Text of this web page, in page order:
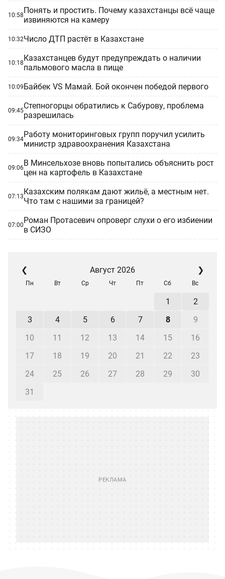
10:58Понять и простить. Почему казахстанцы всё чаще
извиняются на камеру
10:32Число ДТП растёт в Казахстане
10:18Казахстанцев будут предупреждать о наличии
пальмового масла в пище
10:09Байбек VS Мамай. Бой окончен победой первого
09:45Степногорцы обратились к Сабурову, проблема
разрешилась
09:34Работу мониторинговых групп поручил усилить
министр здравоохранения Казахстана
09:06В Минсельхозе вновь попытались объяснить рост
цен на картофель в Казахстане
07:13Казахским полякам дают жильё, а местным нет.
Что там с нашими за границей?
07:00Роман Протасевич опроверг слухи о его избиении
в СИЗО
❮ Август 2026 ❯
Пн Вт Ср Чт Пт Сб Вс
1
2
3
4 5 6 7 8
9
10
11 12 13 14 15
16
17
18 19 20 21 22
23
24
25 26 27 28 29
30
31